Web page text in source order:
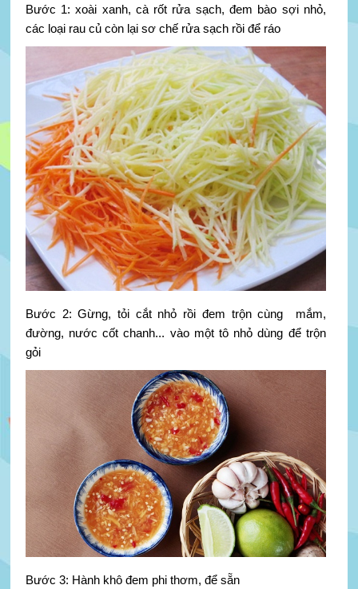
Bước 1: xoài xanh, cà rốt rửa sạch, đem bào sợi nhỏ,
các loại rau củ còn lại sơ chế rửa sạch rồi để ráo
Bước 2: Gừng, tỏi cắt nhỏ rồi đem trộn cùng mắm,
đường, nước cốt chanh... vào một tô nhỏ dùng để trộn
gỏi
Bước 3: Hành khô đem phi thơm, để sẵn